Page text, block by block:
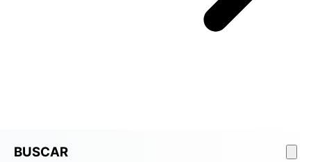
BUSCAR